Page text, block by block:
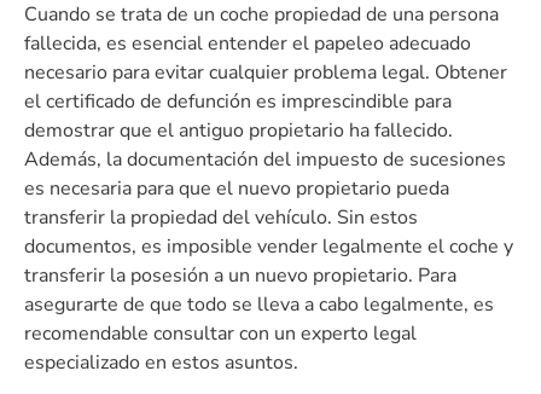
Cuando se trata de un coche propiedad de una persona
fallecida, es esencial entender el papeleo adecuado
necesario para evitar cualquier problema legal. Obtener
el certificado de defunción es imprescindible para
demostrar que el antiguo propietario ha fallecido.
Además, la documentación del impuesto de sucesiones
es necesaria para que el nuevo propietario pueda
transferir la propiedad del vehículo. Sin estos
documentos, es imposible vender legalmente el coche y
transferir la posesión a un nuevo propietario. Para
asegurarte de que todo se lleva a cabo legalmente, es
recomendable consultar con un experto legal
especializado en estos asuntos.